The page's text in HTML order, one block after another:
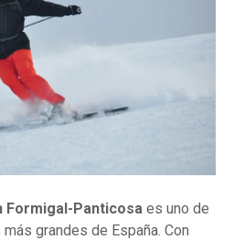
Formigal-Panticosa es uno de
grandes de España. Con